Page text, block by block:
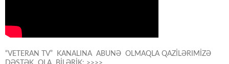
“VETERAN TV” KANALINA ABUNƏ OLMAQLA QAZİLƏRIMİZƏ